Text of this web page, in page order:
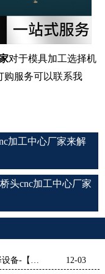
对于模具加工选择机
购服务可以联系我
加工中心厂家来解
头cnc加工中心厂家
备-【鸿
12-03